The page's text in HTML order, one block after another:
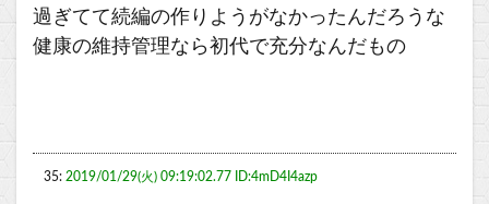
過ぎてて続編の作りようがなかったんだろうな
健康の維持管理なら初代で充分なんだもの
35: 2019/01/29(火) 09:19:02.77 ID:4mD4I4azp